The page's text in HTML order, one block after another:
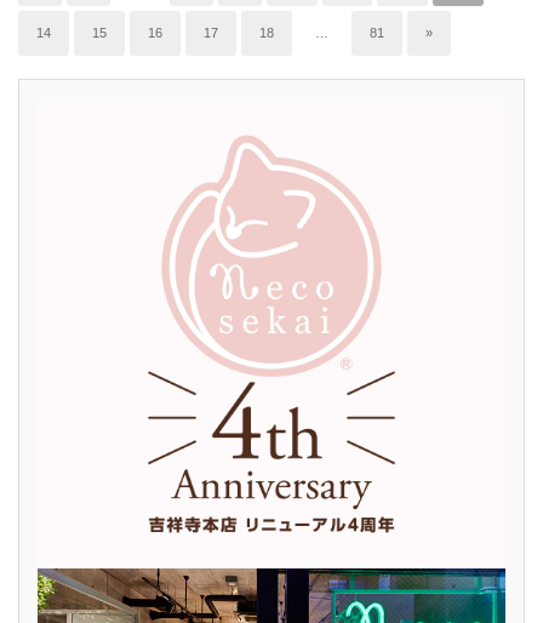
14 15 16 17 18 81 »